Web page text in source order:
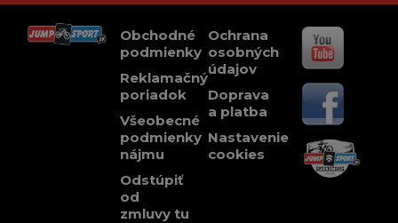
Obchodné
podmienky
Reklamačný
poriadok
Všeobecné
podmienky
nájmu
Odstúpiť
od
zmluvy tu
Ochrana
osobných
údajov
Doprava
a platba
Nastavenie
cookies